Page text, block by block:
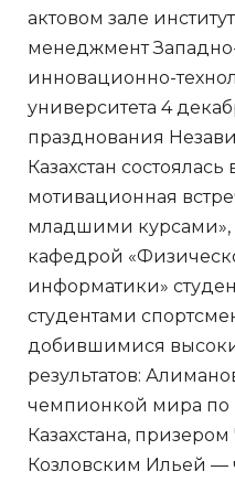
актовом зале
менеджмент Западно-
инновационно-
университета 4
празднования
Казахстан
мотивационная
младшими курсами»,
кафедрой
информатики»
студентами
добившимися
результатов:
чемпионкой мира по
Казахстана,
Козловским Ильей —